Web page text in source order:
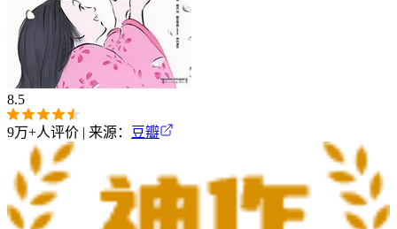
8.5
9万+人评价 | 来源： 豆瓣